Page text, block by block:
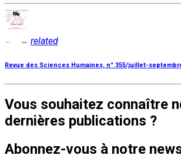
related
Revue des Sciences Humaines, n° 355/juillet-
Vous souhaitez connaître
dernières publications ?
Abonnez-vous à notre